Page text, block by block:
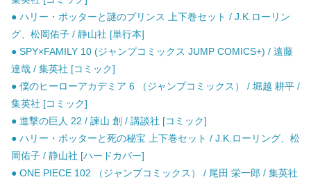
● ハリー・ポッターと謎のプリンス 上下巻セット / J.K.ローリン
グ、松岡佑子 / 静山社 [単行本]
● SPY×FAMILY 10 (ジャンプコミックス JUMP COMICS+) / 遠藤
達哉 / 集英社 [コミック]
● 僕のヒーローアカデミア 6 （ジャンプコミックス） / 堀越 耕平 /
集英社 [コミック]
● 進撃の巨人 22 / 諫山 創 / 講談社 [コミック]
● ハリー・ポッターと死の秘宝 上下巻セット / J.K.ローリング、松
岡佑子 / 静山社 [ハードカバー]
● ONE PIECE 102 （ジャンプコミックス） / 尾田 栄一郎 / 集英社